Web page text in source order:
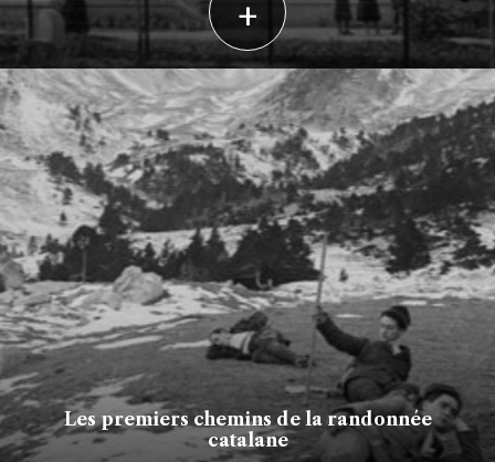
+
Les premiers chemins de la randonnée
catalane